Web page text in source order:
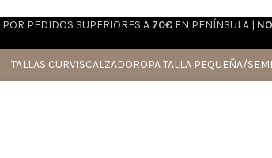
POR PEDIDOS SUPERIORES A 70€ EN PENÍNSULA | NO
TALLAS CURVISCALZADOROPA TALLA PEQUEÑA/